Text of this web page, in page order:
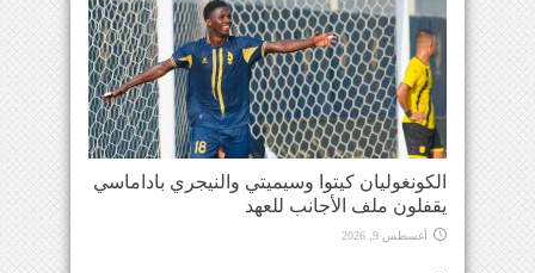
الكونغوليان كيتوا وسيميتي والنيجري باداماسي
يقفلون ملف الأجانب للعهد
أغسطس 9, 2026